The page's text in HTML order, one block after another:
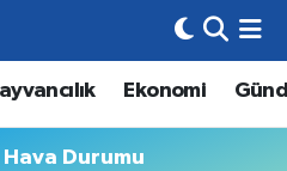
Ekonomi
Durumu